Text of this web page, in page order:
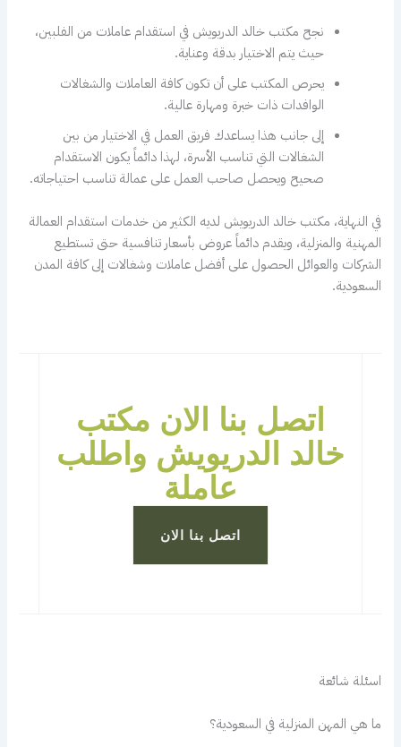
نجح مكتب خالد الدريويش في استقدام عاملات من الفلبين،
حيث يتم الاختيار بدقة وعناية.
يحرص المكتب على أن تكون كافة العاملات والشغالات
الوافدات ذات خبرة ومهارة عالية.
إلى جانب هذا يساعدك فريق العمل في الاختيار من بين
الشغالات التي تناسب الأسرة، لهذا دائماً يكون الاستقدام
صحيح ويحصل صاحب العمل على عمالة تناسب احتياجاته.
في النهاية، مكتب خالد الدريويش لديه الكثير من خدمات استقدام العمالة
المهنية والمنزلية، ويقدم دائماً عروض بأسعار تنافسية حتى تستطيع
الشركات والعوائل الحصول على أفضل عاملات وشغالات إلى كافة المدن
السعودية.
اتصل بنا الان مكتب
خالد الدريويش واطلب
عاملة
اتصل بنا الان
اسئلة شائعة
ما هي المهن المنزلية في السعودية؟